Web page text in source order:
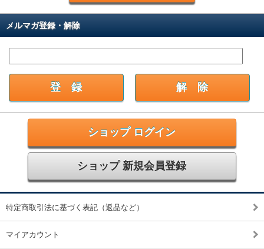
メルマガ登録・解除
ショップ ログイン
ショップ 新規会員登録
特定商取引法に基づく表記（返品など）
マイアカウント